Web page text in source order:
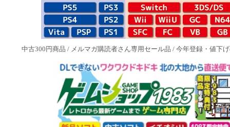
中古300円商品 / メルマガ購読者さん専用セール品 / 今年登録・値下